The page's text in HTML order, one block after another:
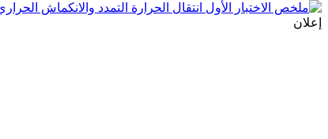
إعلان